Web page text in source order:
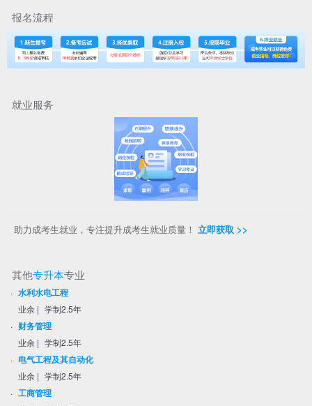
报名流程
就业服务
助力成考生就业，专注提升成考生就业质量！ 立即获取 >>
其他专升本专业
· 水利水电工程
业余 | 学制2.5年
· 财务管理
业余 | 学制2.5年
· 电气工程及其自动化
业余 | 学制2.5年
· 工商管理